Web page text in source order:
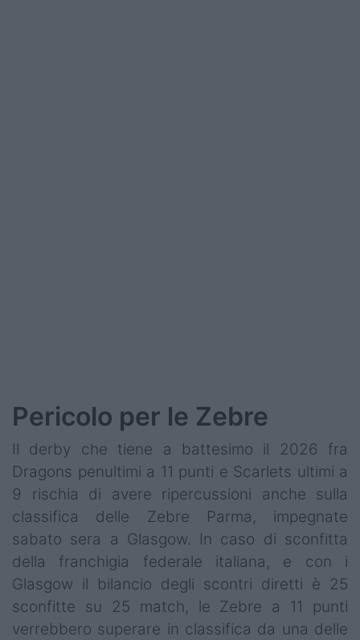
Pericolo per le Zebre
Il derby che tiene a battesimo il 2026 fra
Dragons penultimi a 11 punti e Scarlets ultimi a
9 rischia di avere ripercussioni anche sulla
classifica delle Zebre Parma, impegnate
sabato sera a Glasgow. In caso di sconfitta
della franchigia federale italiana, e con i
Glasgow il bilancio degli scontri diretti è 25
sconfitte su 25 match, le Zebre a 11 punti
verrebbero superare in classifica da una delle